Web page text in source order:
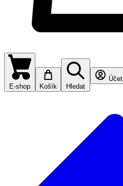
E-shop Košík Hledat
Účet